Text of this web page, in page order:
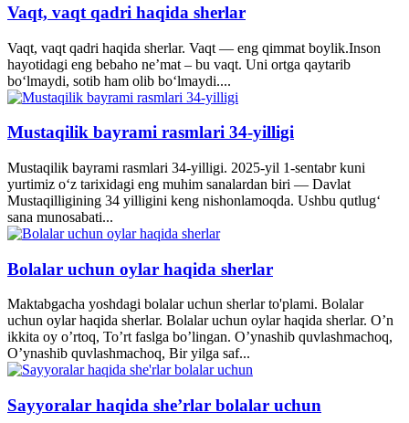
Vaqt, vaqt qadri haqida sherlar
Vaqt, vaqt qadri haqida sherlar. Vaqt — eng qimmat boylik.Inson
hayotidagi eng bebaho ne’mat – bu vaqt. Uni ortga qaytarib
bo‘lmaydi, sotib ham olib bo‘lmaydi....
Mustaqilik bayrami rasmlari 34-yilligi
Mustaqilik bayrami rasmlari 34-yilligi. 2025-yil 1-sentabr kuni
yurtimiz o‘z tarixidagi eng muhim sanalardan biri — Davlat
Mustaqilligining 34 yilligini keng nishonlamoqda. Ushbu qutlug‘
sana munosabati...
Bolalar uchun oylar haqida sherlar
Maktabgacha yoshdagi bolalar uchun sherlar to'plami. Bolalar
uchun oylar haqida sherlar. Bolalar uchun oylar haqida sherlar. O’n
ikkita oy o’rtoq, To’rt faslga bo’lingan. O’ynashib quvlashmachoq,
O’ynashib quvlashmachoq, Bir yilga saf...
Sayyoralar haqida she’rlar bolalar uchun